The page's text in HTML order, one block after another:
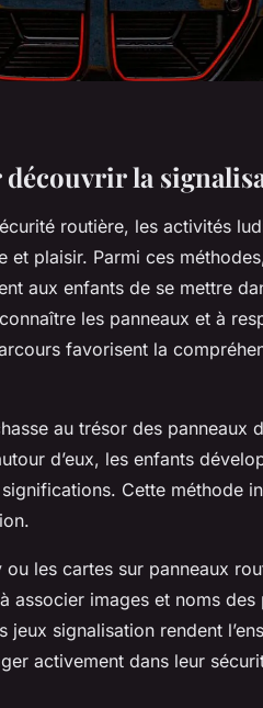
la
routière, les activités
et plaisir. Parmi ces
aux enfants de se mettre
les panneaux et à
favorisent la
au trésor des panneaux
d’eux, les enfants
Cette méthode
les cartes sur panneaux
associer images et noms
signalisation rendent
activement dans leur